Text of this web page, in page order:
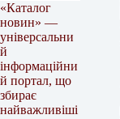
«Каталог
новин» —
універсальни
й
інформаційни
й портал, що
збирає
найважливіші